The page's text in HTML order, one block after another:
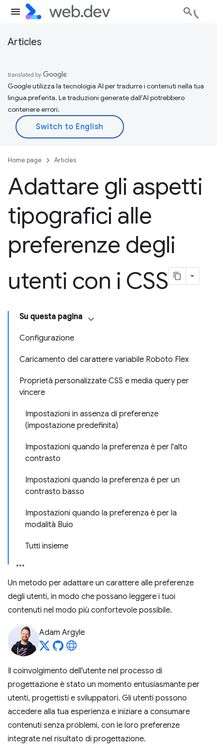
Articles
Google utilizza la tecnologia AI per tradurre i contenuti nella tua
lingua preferita. Le traduzioni generate dall'AI potrebbero
contenere errori.
Home page Articles
Adattare gli aspetti
tipografici alle
preferenze degli
utenti con i CSS
Su questa pagina
Configurazione
Caricamento del carattere variabile Roboto Flex
Proprietà personalizzate CSS e media query per
vincere
Impostazioni in assenza di preferenze
(impostazione predefinita)
Impostazioni quando la preferenza è per l'alto
contrasto
Impostazioni quando la preferenza è per un
contrasto basso
Impostazioni quando la preferenza è per la
modalità Buio
Tutti insieme
Un metodo per adattare un carattere alle preferenze
degli utenti, in modo che possano leggere i tuoi
contenuti nel modo più confortevole possibile.
Adam Argyle
Il coinvolgimento dell'utente nel processo di
progettazione è stato un momento entusiasmante per
utenti, progettisti e sviluppatori. Gli utenti possono
accedere alla tua esperienza e iniziare a consumare
contenuti senza problemi, con le loro preferenze
integrate nel risultato di progettazione.